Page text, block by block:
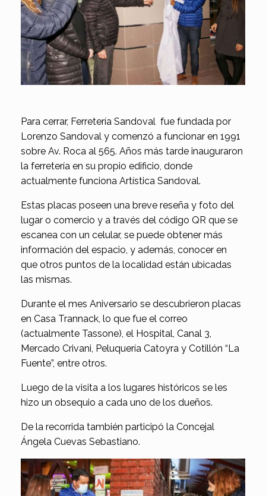
Para cerrar, Ferretería Sandoval fue fundada por
Lorenzo Sandoval y comenzó a funcionar en 1991
sobre Av. Roca al 565. Años más tarde inauguraron
la ferretería en su propio edificio, donde
actualmente funciona Artística Sandoval.
Estas placas poseen una breve reseña y foto del
lugar o comercio y a través del código QR que se
escanea con un celular, se puede obtener más
información del espacio, y además, conocer en
que otros puntos de la localidad están ubicadas
las mismas.
Durante el mes Aniversario se descubrieron placas
en Casa Trannack, lo que fue el correo
(actualmente Tassone), el Hospital, Canal 3,
Mercado Crivani, Peluquería Catoyra y Cotillón “La
Fuente”, entre otros.
Luego de la visita a los lugares históricos se les
hizo un obsequio a cada uno de los dueños.
De la recorrida también participó la Concejal
Ángela Cuevas Sebastiano.